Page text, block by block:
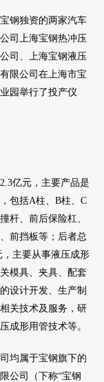
独资的两家汽车
司上海宝钢热冲压
司、上海宝钢液压
限公司在上海市宝
园举行了投产仪
亿元，主要产品是
包括A柱、B柱、C
杆、前后保险杠、
前挡板等；后者总
，主要从事液压成形
模具、夹具、配套
设计开发、生产制
关技术及服务，研
成形用管技术等。
属于宝钢旗下的
公司（下称“宝钢